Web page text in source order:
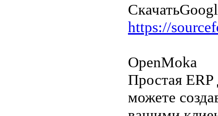
Скачать
https://
OpenMoka
Простая
можете